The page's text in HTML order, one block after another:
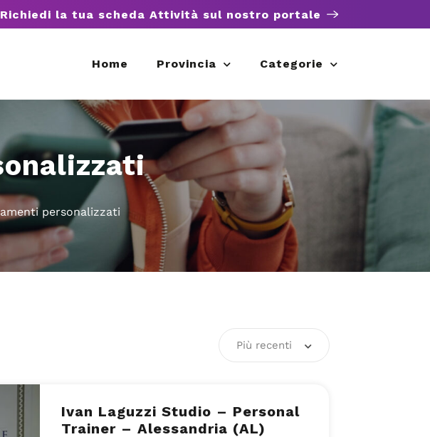
Richiedi la tua scheda Attività sul nostro portale
Home Provincia Categorie
personalizzati
Più recenti
Ivan Laguzzi Studio – Personal
Trainer – Alessandria (AL)